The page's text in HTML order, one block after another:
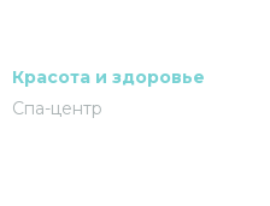
Красота и здоровье
Спа-центр